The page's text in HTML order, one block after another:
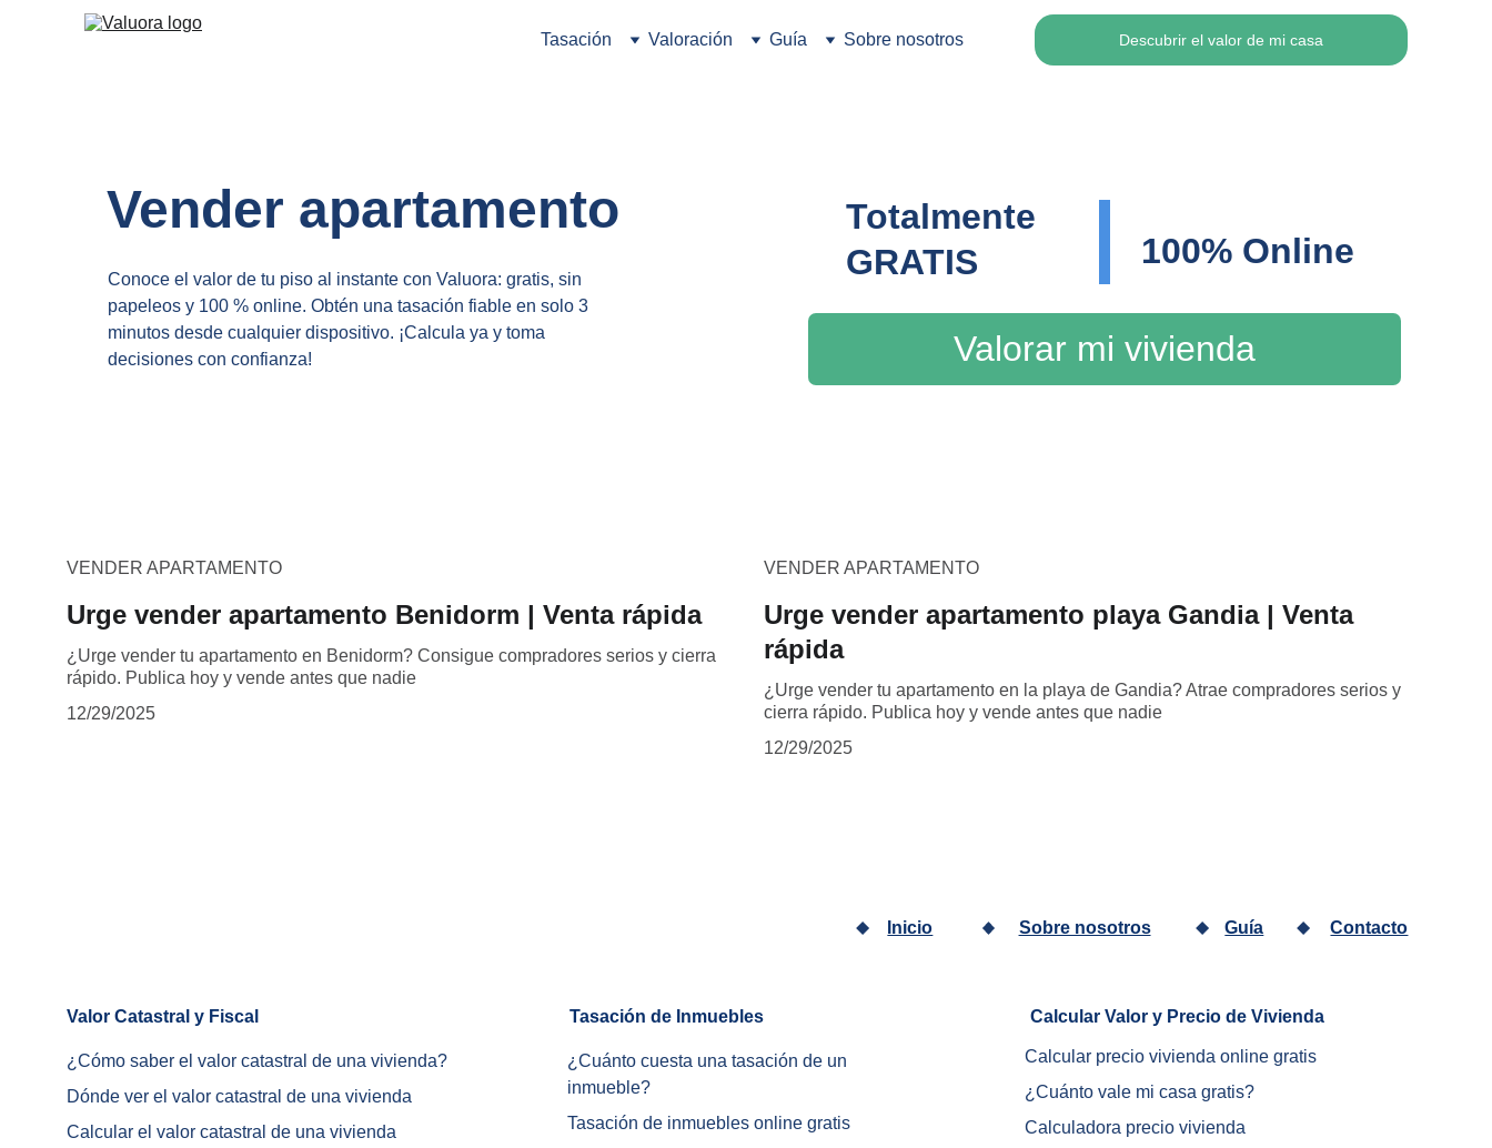
Tasación Valoración Guía Sobre nosotros Descubrir el valor de mi casa
Vender apartamento
Conoce el valor de tu piso al instante con Valuora: gratis, sin
papeleos y 100 % online. Obtén una tasación fiable en solo 3
minutos desde cualquier dispositivo. ¡Calcula ya y toma
decisiones con confianza!
Totalmente
GRATIS
Valorar mi vivienda
100% Online
VENDER APARTAMENTO
Urge vender apartamento Benidorm | Venta rápida
¿Urge vender tu apartamento en Benidorm? Consigue compradores serios y cierra
rápido. Publica hoy y vende antes que nadie
12/29/2025
VENDER APARTAMENTO
Urge vender apartamento playa Gandia | Venta
rápida
¿Urge vender tu apartamento en la playa de Gandia? Atrae compradores serios y
cierra rápido. Publica hoy y vende antes que nadie
12/29/2025
Inicio Guía Contacto
Sobre nosotros
¿Cuánto cuesta una tasación de un
inmueble?
Tasación de inmuebles online gratis
Calcular Valor y Precio de Vivienda
¿ Cómo saber el valor catastral de una vivienda?
Dónde ver el valor catastral de una vivienda
Calcular el valor catastral de una vivienda
Calcular precio vivienda online gratis
¿ Cuánto vale mi casa gratis?
Calculadora precio vivienda